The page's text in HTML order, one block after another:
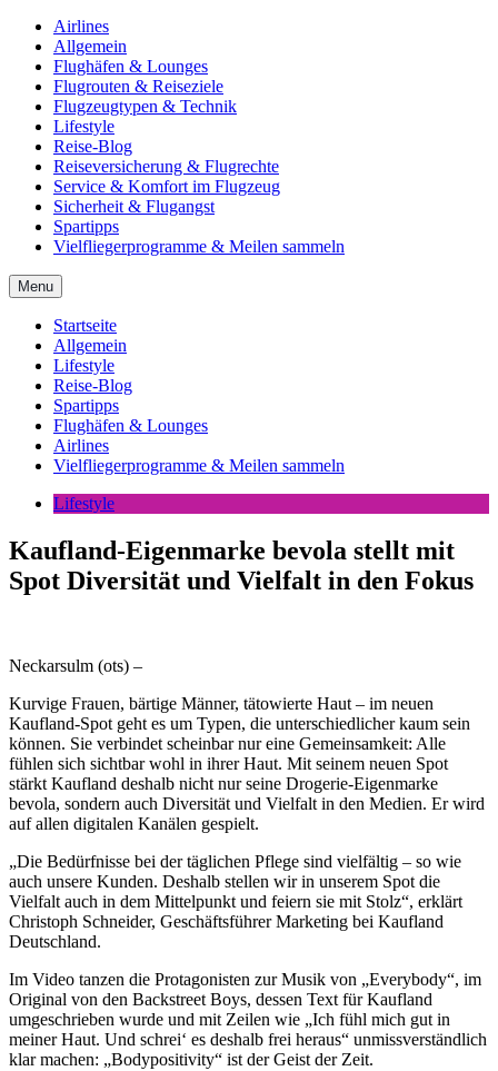
Airlines
Allgemein
Flughäfen & Lounges
Flugrouten & Reiseziele
Flugzeugtypen & Technik
Lifestyle
Reise-Blog
Reiseversicherung & Flugrechte
Service & Komfort im Flugzeug
Sicherheit & Flugangst
Spartipps
Vielfliegerprogramme & Meilen sammeln
Menu
Startseite
Allgemein
Lifestyle
Reise-Blog
Spartipps
Flughäfen & Lounges
Airlines
Vielfliegerprogramme & Meilen sammeln
Lifestyle
Kaufland-Eigenmarke bevola stellt mit
Spot Diversität und Vielfalt in den Fokus
Neckarsulm (ots) –
Kurvige Frauen, bärtige Männer, tätowierte Haut – im neuen
Kaufland-Spot geht es um Typen, die unterschiedlicher kaum sein
können. Sie verbindet scheinbar nur eine Gemeinsamkeit: Alle
fühlen sich sichtbar wohl in ihrer Haut. Mit seinem neuen Spot
stärkt Kaufland deshalb nicht nur seine Drogerie-Eigenmarke
bevola, sondern auch Diversität und Vielfalt in den Medien. Er wird
auf allen digitalen Kanälen gespielt.
„Die Bedürfnisse bei der täglichen Pflege sind vielfältig – so wie
auch unsere Kunden. Deshalb stellen wir in unserem Spot die
Vielfalt auch in dem Mittelpunkt und feiern sie mit Stolz“, erklärt
Christoph Schneider, Geschäftsführer Marketing bei Kaufland
Deutschland.
Im Video tanzen die Protagonisten zur Musik von „Everybody“, im
Original von den Backstreet Boys, dessen Text für Kaufland
umgeschrieben wurde und mit Zeilen wie „Ich fühl mich gut in
meiner Haut. Und schrei‘ es deshalb frei heraus“ unmissverständlich
klar machen: „Bodypositivity“ ist der Geist der Zeit.